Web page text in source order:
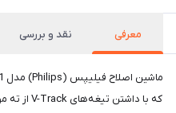
معرفی نقد و بررسی
که با داشتن تیغه‌های‌ V-Track‌ از ته موها را قطع می‌کند